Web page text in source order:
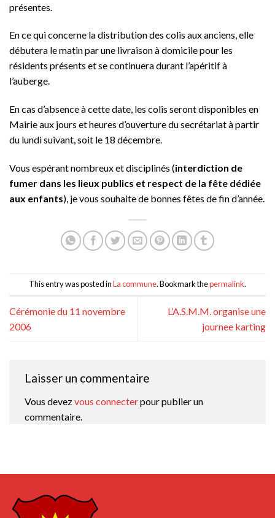
présentes.
En ce qui concerne la distribution des colis aux anciens, elle
débutera le matin par une livraison à domicile pour les
résidents présents et se continuera durant l’apéritif à
l’auberge.
En cas d’absence à cette date, les colis seront disponibles en
Mairie aux jours et heures d’ouverture du secrétariat à partir
du lundi suivant, soit le 18 décembre.
Vous espérant nombreux et disciplinés (interdiction de
fumer dans les lieux publics et respect de la fête dédiée
aux enfants), je vous souhaite de bonnes fêtes de fin d’année.
This entry was posted inLa commune. Bookmark thepermalink.
Cérémonie du 11 novembre
2006
L’A.S.M.M. organise une
journee karting
Laisser un commentaire
Vous devezvous connecterpour publier un
commentaire.